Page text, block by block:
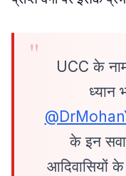
UCC के
ध्यान
के इन
आदिवासियों के